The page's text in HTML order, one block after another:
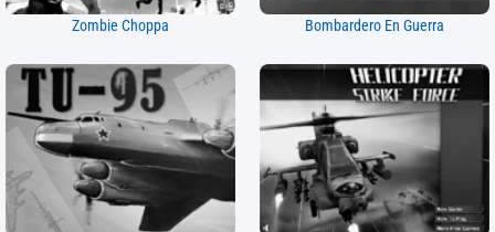
Zombie Choppa Bombardero En Guerra